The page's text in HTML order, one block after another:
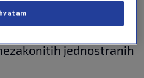
pozvale na
i pritisaka, te
jednostranih